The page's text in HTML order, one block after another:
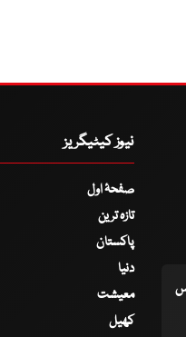
نیوز کیٹیگریز
صفحۂ اول
تازہ ترین
پاکستان
دنیا
معیشت
کھیل